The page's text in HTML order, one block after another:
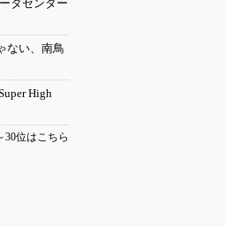
タセンター
ない、南鳥
High
30位はこちら